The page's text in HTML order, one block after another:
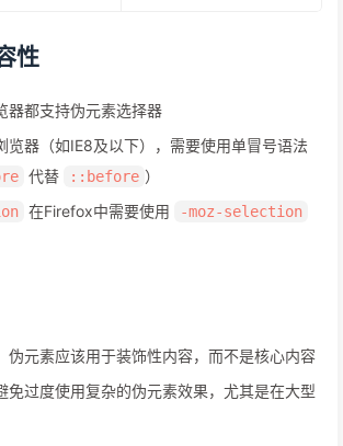
性
器都支持伪元素选择器
览器（如IE8及以下），需要使用单冒号语法
代替 ::before ）
在Firefox中需要使用 -moz-selection
伪元素应该用于装饰性内容，而不是核心内容
免过度使用复杂的伪元素效果，尤其是在大型